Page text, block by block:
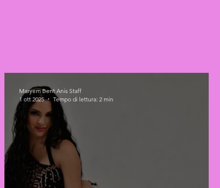
Maryem Bent Anis Staff
1 ott 2025
Tempo di lettura: 2 min